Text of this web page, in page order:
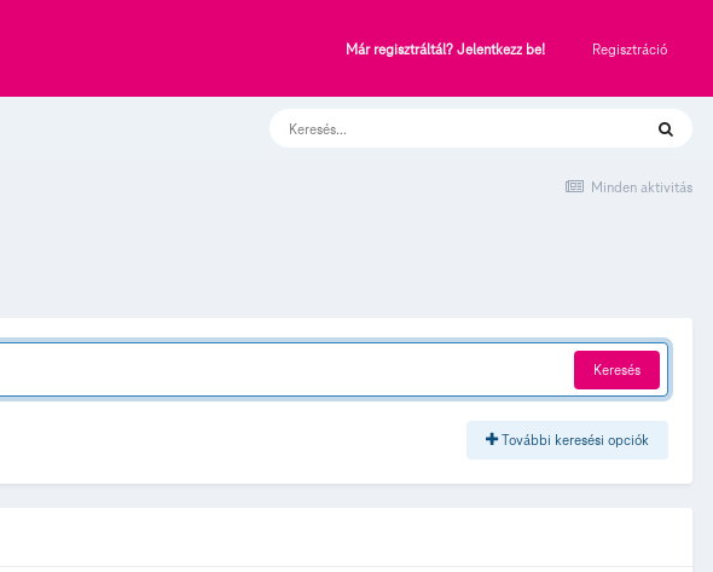
Már regisztráltál? Jelentkezz be! Regisztráció
Minden aktivitás
Keresés
További keresési opciók